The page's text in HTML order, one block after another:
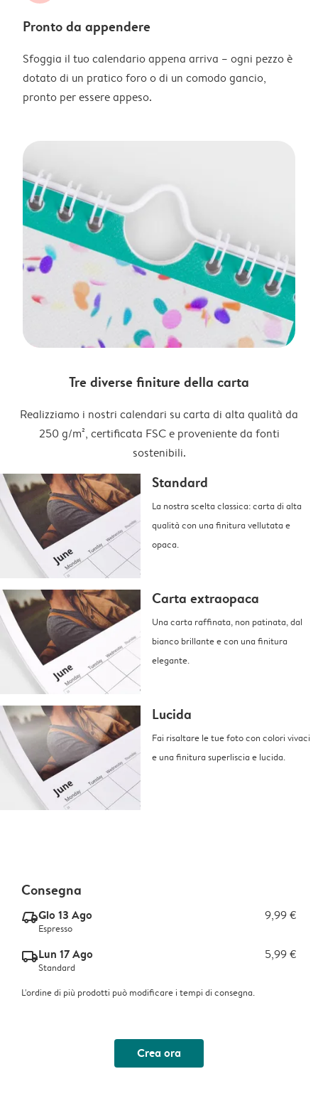
Pronto da appendere
Sfoggia il tuo calendario appena arriva – ogni pezzo è
dotato di un pratico foro o di un comodo gancio,
pronto per essere appeso.
Tre diverse finiture della carta
Realizziamo i nostri calendari su carta di alta qualità da
250 g/m², certificata FSC e proveniente da fonti
sostenibili.
Standard
La nostra scelta classica: carta di alta
qualità con una finitura vellutata e
opaca.
Carta extraopaca
Una carta raffinata, non patinata, dal
bianco brillante e con una finitura
elegante.
Lucida
Fai risaltare le tue foto con colori vivaci
e una finitura superliscia e lucida.
Consegna
delivery_express_v2Gio 13 Ago 9,99 €
Espresso
delivery_standard_v2Lun 17 Ago 5,99 €
Standard
L'ordine di più prodotti può modificare i tempi di consegna.
Crea ora